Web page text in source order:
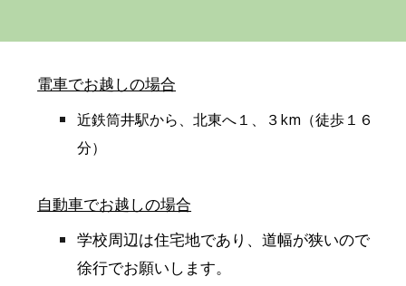
電車でお越しの場合
近鉄筒井駅から、北東へ１、３km（徒歩１６
分）
自動車でお越しの場合
学校周辺は住宅地であり、道幅が狭いので
徐行でお願いします。